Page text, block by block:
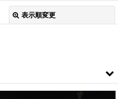
表示順変更